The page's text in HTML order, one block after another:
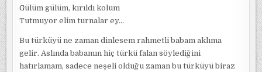
Gülüm gülüm, kırıldı kolum
Tutmuyor elim turnalar ey…
Bu türküyü ne zaman dinlesem rahmetli babam aklıma
gelir. Aslında babamın hiç türkü falan söylediğini
hatırlamam, sadece neşeli olduğu zaman bu türküyü biraz